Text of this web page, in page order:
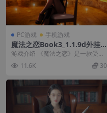
PC游戏 手机游戏
魔法之恋Book3_1.1.9d外挂
精翻汉化版【PC+安卓模拟器
+欧美精品SLG/大型沙盒/高分
神作/扑克牌战斗】/Love of
游戏介绍 《魔法之恋》是一款受都
市奇幻与《女神异闻录》等生活模
拟类游戏启发的成人...
11.6K 30